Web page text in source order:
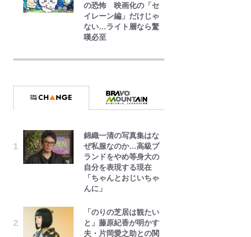
の恐怖 映画化の「セ
イレーン編」だけじゃ
ない…ライト層なら驚
嘆必至
ゎ〜｣鈴木優磨が激勝翌
興奮！｢最後の1枚まで
の壮大なフリ｣｢知念く
んのことどんだけ好き
｢なんじゃこりゃああ
あ！｣本田圭佑の古巣ミ
ラン、漆黒×蛍光レッド
の超絶クールな新サー
ドユニに世界が熱狂｢サ
りゃかっけえわ｣
｢知念さんを煽ってたの
錦織一清の写真集はな
ぜ私服なのか…高級ブ
ランドをやめ等身大の
自分を表現する現在
「ちゃんとおじいちゃ
んに」
「のりの芝居は観たい
と」藤原紀香が明かす
夫・片岡愛之助との関